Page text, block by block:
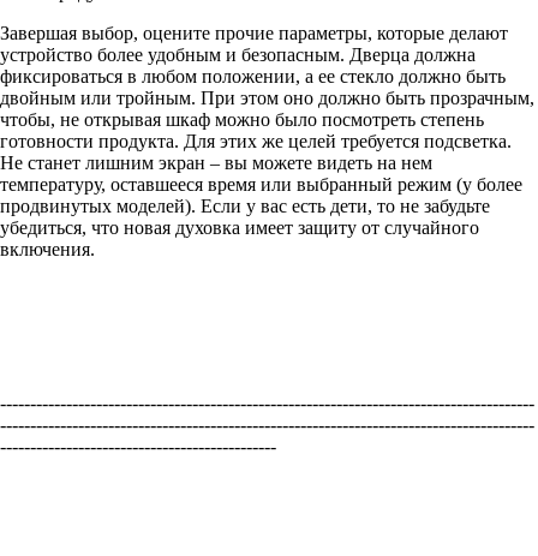
Завершая выбор, оцените прочие параметры, которые делают
устройство более удобным и безопасным. Дверца должна
фиксироваться в любом положении, а ее стекло должно быть
двойным или тройным. При этом оно должно быть прозрачным,
чтобы, не открывая шкаф можно было посмотреть степень
готовности продукта. Для этих же целей требуется подсветка.
Не станет лишним экран – вы можете видеть на нем
температуру, оставшееся время или выбранный режим (у более
продвинутых моделей). Если у вас есть дети, то не забудьте
убедиться, что новая духовка имеет защиту от случайного
включения.
-----------------------------------------------------------------------------------------
-----------------------------------------------------------------------------------------
----------------------------------------------